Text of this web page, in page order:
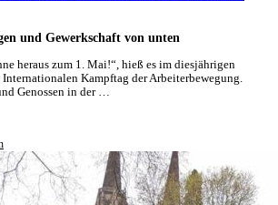
und Gewerkschaft von unten
heraus zum 1. Mai!“, hieß es im diesjährigen
Kampftag der Arbeiterbewegung.
Genossen in der …